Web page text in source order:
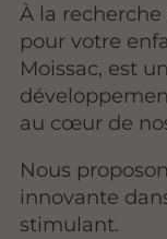
À la
pour votre
Moissac, est
au cœur de
Nous
innovante
stimulant.